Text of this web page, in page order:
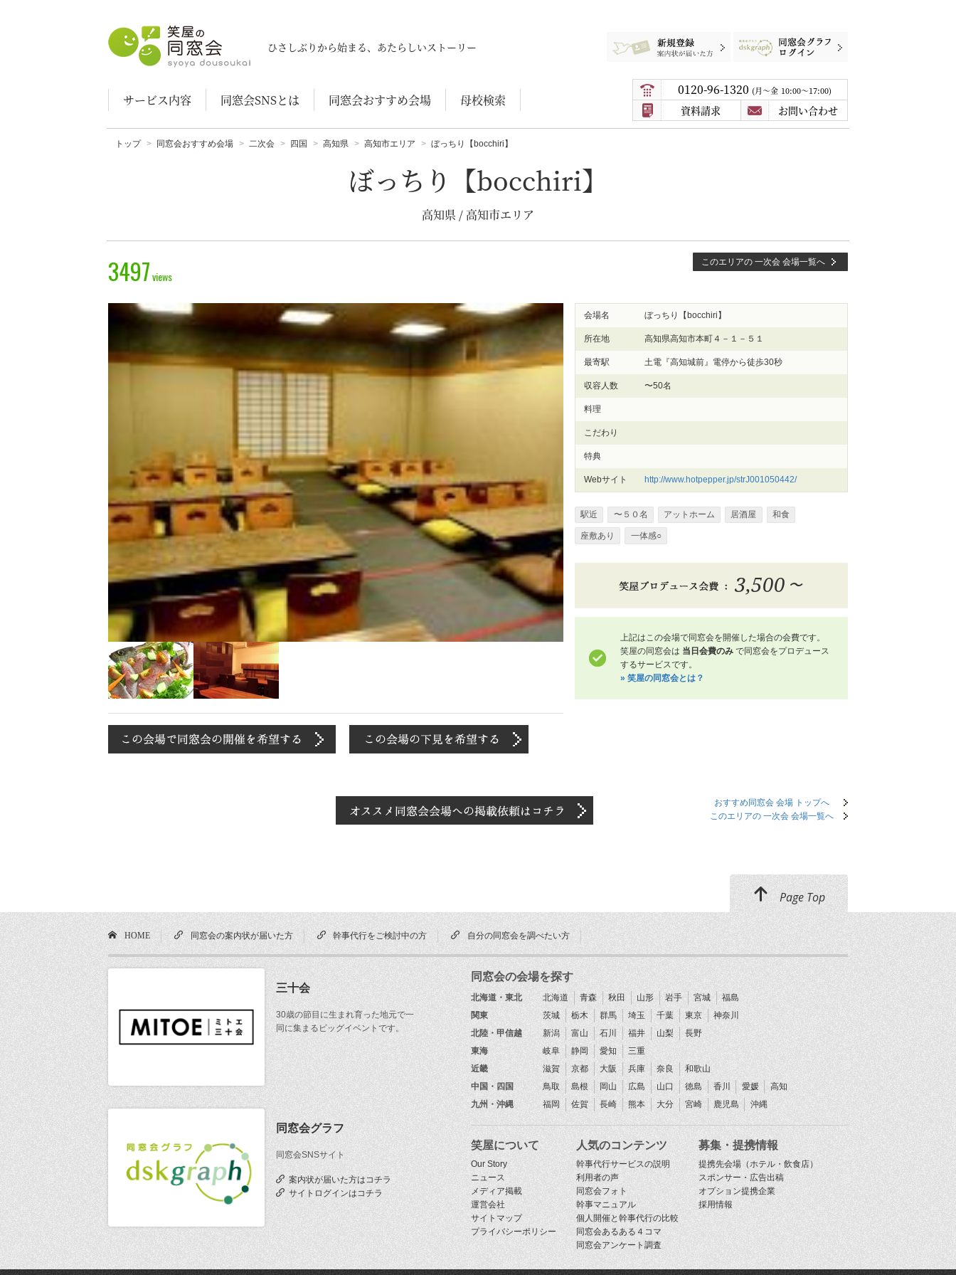
笑屋の同窓会
ひさしぶりから始まる、あたらしいストーリー
案内状が届いた方 同窓会グラフログイン
サービス内容 同窓会SNSとは 同窓会おすすめ会場 母校検索
0120-96-1320 月〜金 10:00～17:00
資料請求 お問い合わせ
トップ 同窓会おすすめ会場 二次会 四国 高知県 高知市エリア ぼっちり【bocchiri】
ぼっちり【bocchiri】
高知県 / 高知市エリア
3497views
このエリアの 一次会 会場一覧へ
会場名 ぼっちり【bocchiri】
所在地 高知県高知市本町４－１－５１
最寄駅 土電『高知城前』電停から徒歩30秒
収容人数 〜50名
料理
こだわり
特典
Webサイト http://www.hotpepper.jp/strJ001050442/
駅近 〜５０名 アットホーム 居酒屋 和食
座敷あり 一体感○
3,500 〜
上記はこの会場で同窓会を開催した場合の会費です。
笑屋の同窓会は 当日会費のみ で同窓会をプロデュース
するサービスです。
» 笑屋の同窓会とは？
おすすめ同窓会 会場 トップへ
このエリアの 一次会 会場一覧へ
Page Top
HOME 同窓会の案内状が届いた方 幹事代行をご検討中の方 自分の同窓会を調べたい方
三十会
30歳の節目に生まれ育った地元で一
同に集まるビッグイベントです。
同窓会グラフ
同窓会SNSサイト
案内状が届いた方はコチラ
サイトログインはコチラ
同窓会の会場を探す
北海道・東北 北海道 青森 秋田 山形 岩手 宮城
福島
関東
茨城 栃木 群馬 埼玉 千葉 東京
神奈川
北陸・甲信越
新潟 富山 石川 福井 山梨
長野
東海
岐阜 静岡 愛知
三重
近畿
滋賀 京都 大阪 兵庫 奈良
和歌山
中国・四国
鳥取 島根 岡山 広島 山口 徳島 香川 愛媛
高知
九州・沖縄
福岡 佐賀 長崎 熊本 大分 宮崎 鹿児島 沖縄
笑屋について
Our Story
ニュース
メディア掲載
運営会社
サイトマップ
プライバシーポリシー
人気のコンテンツ
幹事代行サービスの説明
利用者の声
同窓会フォト
幹事マニュアル
個人開催と幹事代行の比較
同窓会あるある４コマ
同窓会アンケート調査
募集・提携情報
提携先会場（ホテル・飲食店）
スポンサー・広告出稿
オプション提携企業
採用情報